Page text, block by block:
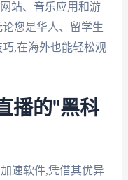
站、音乐应用和游
您是华人、留学生
,在海外也能轻松观
播的"黑科
速软件,凭借其优异